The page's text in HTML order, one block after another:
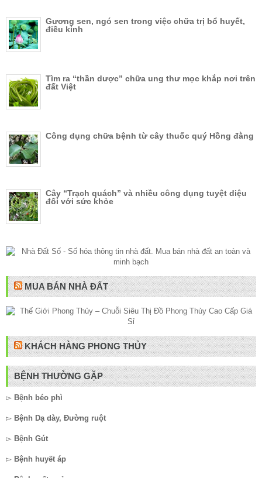
Gương sen, ngó sen trong việc chữa trị bổ huyết,
điều kinh
Tìm ra “thần dược” chữa ung thư mọc khắp nơi trên
đất Việt
Công dụng chữa bệnh từ cây thuốc quý Hồng đằng
Cây “Trạch quách” và nhiều công dụng tuyệt diệu
đối với sức khỏe
MUA BÁN NHÀ ĐẤT
KHÁCH HÀNG PHONG THỦY
BỆNH THƯỜNG GẶP
▻ Bệnh béo phì
▻ Bệnh Dạ dày, Đường ruột
▻ Bệnh Gút
▻ Bệnh huyết áp